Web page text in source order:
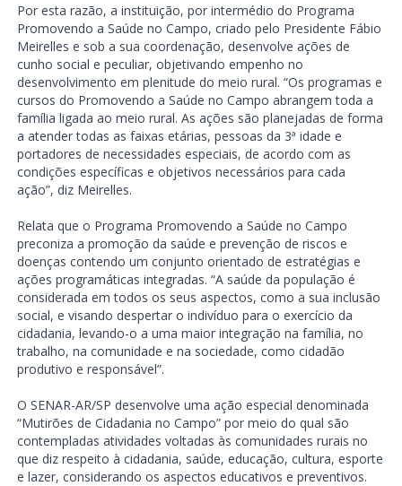
Por esta razão, a instituição, por intermédio do Programa
Promovendo a Saúde no Campo, criado pelo Presidente Fábio
Meirelles e sob a sua coordenação, desenvolve ações de
cunho social e peculiar, objetivando empenho no
desenvolvimento em plenitude do meio rural. “Os programas e
cursos do Promovendo a Saúde no Campo abrangem toda a
família ligada ao meio rural. As ações são planejadas de forma
a atender todas as faixas etárias, pessoas da 3ª idade e
portadores de necessidades especiais, de acordo com as
condições específicas e objetivos necessários para cada
ação”, diz Meirelles.
Relata que o Programa Promovendo a Saúde no Campo
preconiza a promoção da saúde e prevenção de riscos e
doenças contendo um conjunto orientado de estratégias e
ações programáticas integradas. “A saúde da população é
considerada em todos os seus aspectos, como a sua inclusão
social, e visando despertar o indivíduo para o exercício da
cidadania, levando-o a uma maior integração na família, no
trabalho, na comunidade e na sociedade, como cidadão
produtivo e responsável”.
O SENAR-AR/SP desenvolve uma ação especial denominada
“Mutirões de Cidadania no Campo” por meio do qual são
contempladas atividades voltadas às comunidades rurais no
que diz respeito à cidadania, saúde, educação, cultura, esporte
e lazer, considerando os aspectos educativos e preventivos.